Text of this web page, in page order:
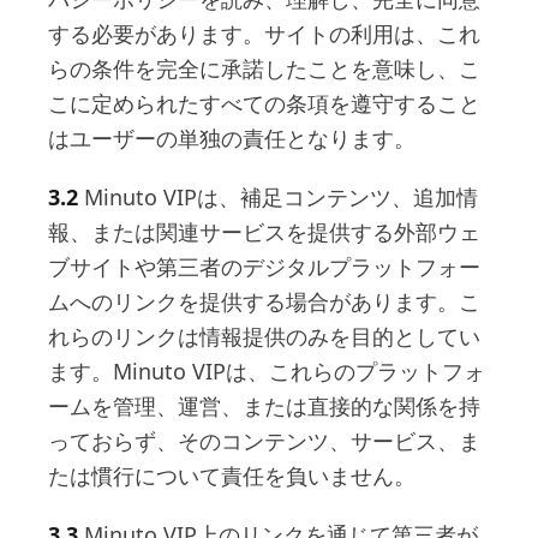
する必要があります。サイトの利用は、これ
らの条件を完全に承諾したことを意味し、こ
こに定められたすべての条項を遵守すること
はユーザーの単独の責任となります。
3.2 Minuto VIPは、補足コンテンツ、追加情
報、または関連サービスを提供する外部ウェ
ブサイトや第三者のデジタルプラットフォー
ムへのリンクを提供する場合があります。こ
れらのリンクは情報提供のみを目的としてい
ます。Minuto VIPは、これらのプラットフォ
ームを管理、運営、または直接的な関係を持
っておらず、そのコンテンツ、サービス、ま
たは慣行について責任を負いません。